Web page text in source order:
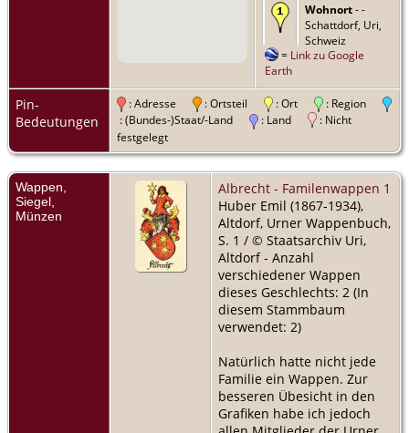
Wohnort- -
Schattdorf, Uri,
Schweiz
= Link zu Google
Earth
Pin-
Bedeutungen
: Adresse : Ortsteil : Ort
: Region
: (Bundes-)Staat/-Land
: Land
: Nicht
festgelegt
Wappen,
Siegel,
Münzen
Albrecht - Familenwappen 1
Huber Emil (1867-1934),
Altdorf, Urner Wappenbuch,
S. 1 / © Staatsarchiv Uri,
Altdorf - Anzahl
verschiedener Wappen
dieses Geschlechts: 2 (In
diesem Stammbaum
verwendet: 2)
Natürlich hatte nicht jede
Familie ein Wappen. Zur
besseren Übesicht in den
Grafiken habe ich jedoch